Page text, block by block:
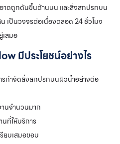
อาดถูกดันขึ้นด้านบน และสิ่งสกปรกบน
เป็นวงจรต่อเนื่องตลอด 24 ชั่วโมง
เสมอ
มีประโยชน์อย่างไร
รกำจัดสิ่งสกปรกบนผิวน้ำอย่างต่อ
นจำนวนมาก
นที่ให้บริการ
ยบเสมอขอบ